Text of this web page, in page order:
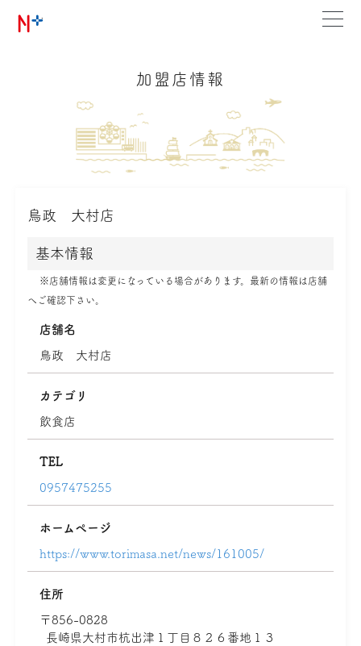
加盟店情報
鳥政 大村店
基本情報
※店舗情報は変更になっている場合があります。最新の情報は店舗
へご確認下さい。
店舗名
鳥政 大村店
カテゴリ
飲食店
TEL
0957475255
ホームページ
https://www.torimasa.net/news/161005/
住所
〒856-0828
長崎県大村市杭出津１丁目８２６番地１３